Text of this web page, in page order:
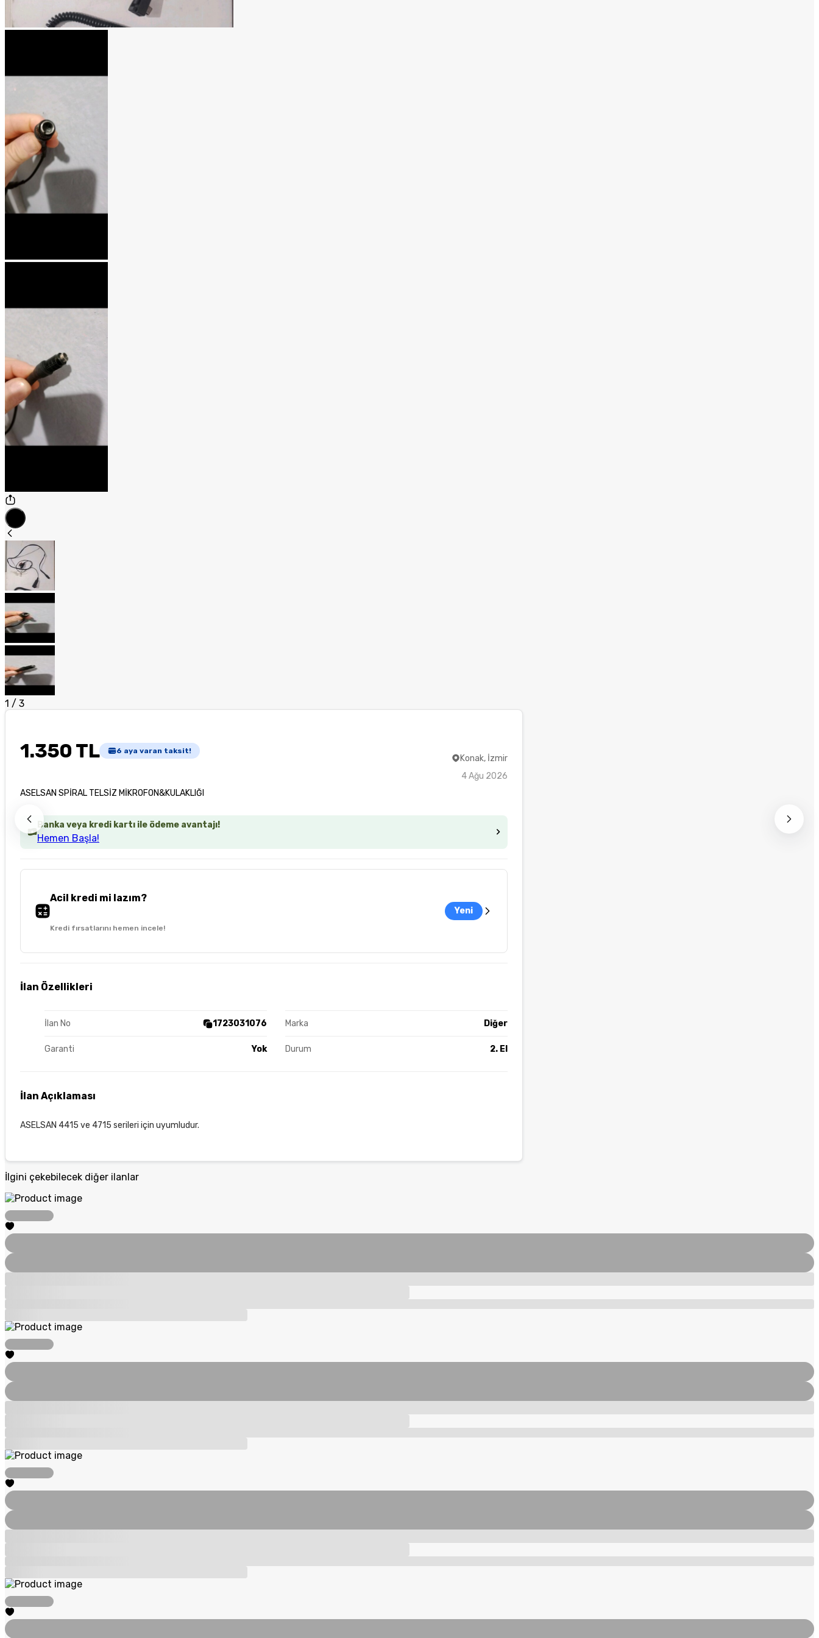
1 / 3
1.350 TL 6 aya varan taksit!
ASELSAN SPİRAL TELSİZ MİKROFON&KULAKLIĞI
Konak, İzmir
4 Ağu 2026
Banka veya kredi kartı ile ödeme avantajı!
Hemen Başla!
Acil kredi mi lazım?
Kredi fırsatlarını hemen incele!
Yeni
İlan Özellikleri
İlan No 1723031076 Marka Diğer
Garanti Yok Durum 2. El
İlan Açıklaması
ASELSAN 4415 ve 4715 serileri için uyumludur.
İlgini çekebilecek diğer ilanlar